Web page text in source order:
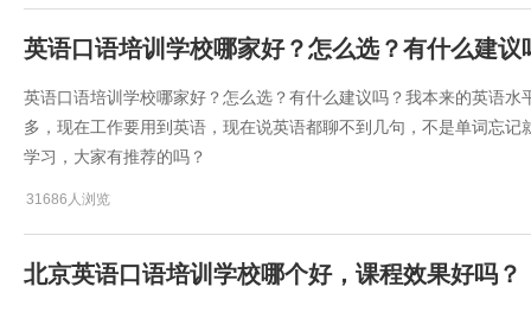
英语口语培训学校哪家好？怎么选？有什么建议
英语口语培训学校哪家好？怎么选？有什么建议吗？我本来的英语
多，现在工作要用到英语，现在说英语都聊不到几句，不是单词忘
学习，大家有推荐的吗？
31686人浏览
​北京英语口语培训学校哪个好，课程效果好吗？